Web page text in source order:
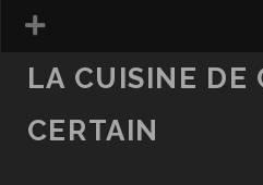
LA CUISINE DE
CERTAIN